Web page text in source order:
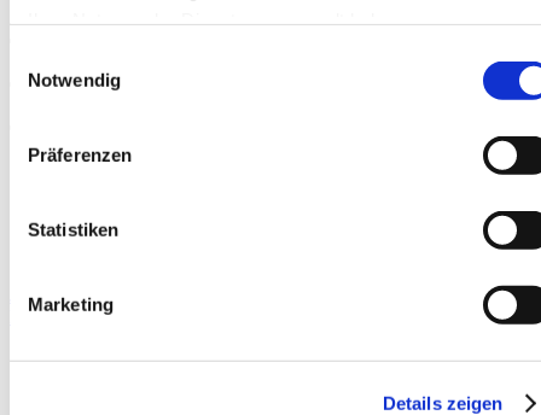
Notwendig
Präferenzen
Statistiken
Marketing
Details zeigen
Jetzt anfragen
Download PDF